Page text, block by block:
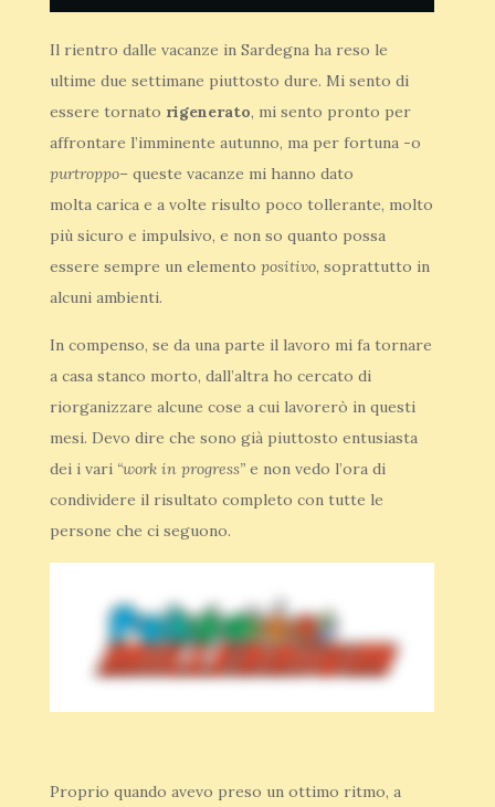
Il rientro dalle vacanze in Sardegna ha reso le
ultime due settimane piuttosto dure. Mi sento di
essere tornato rigenerato, mi sento pronto per
affrontare l’imminente autunno, ma per fortuna -o
purtroppo– queste vacanze mi hanno dato
molta carica e a volte risulto poco tollerante, molto
più sicuro e impulsivo, e non so quanto possa
essere sempre un elemento positivo, soprattutto in
alcuni ambienti.
In compenso, se da una parte il lavoro mi fa tornare
a casa stanco morto, dall’altra ho cercato di
riorganizzare alcune cose a cui lavorerò in questi
mesi. Devo dire che sono già piuttosto entusiasta
dei i vari “work in progress” e non vedo l’ora di
condividere il risultato completo con tutte le
persone che ci seguono.
Proprio quando avevo preso un ottimo ritmo, a